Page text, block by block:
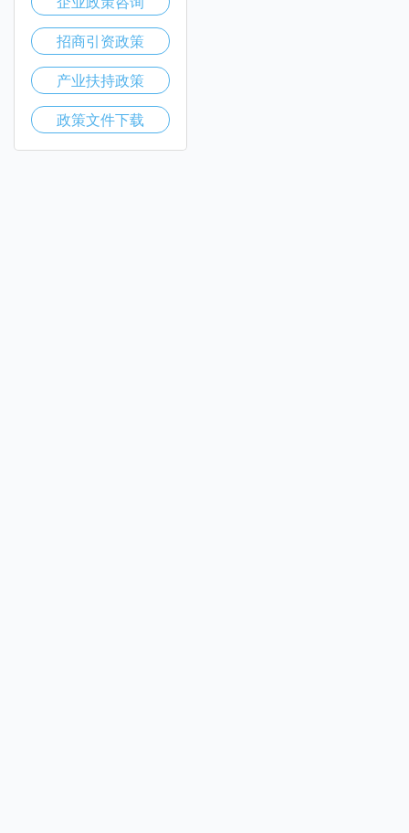
招商引资政策
产业扶持政策
政策文件下载